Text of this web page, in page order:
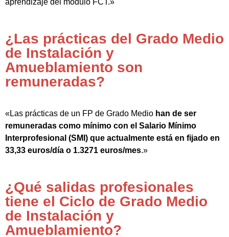
aprendizaje del módulo FCT.»
¿Las prácticas del Grado Medio
de Instalación y
Amueblamiento son
remuneradas?
«Las prácticas de un FP de Grado Medio han de ser
remuneradas como mínimo con el Salario Mínimo
Interprofesional (SMI) que actualmente está en fijado en
33,33 euros/día o 1.3271 euros/mes.»
¿Qué salidas profesionales
tiene el Ciclo de Grado Medio
de Instalación y
Amueblamiento?